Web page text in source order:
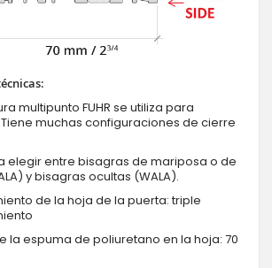
multipunto FUHR se utiliza para
muchas configuraciones de cierre
elegir entre bisagras de mariposa o de
y bisagras ocultas (WALA).
de la hoja de la puerta: triple
la espuma de poliuretano en la hoja: 70